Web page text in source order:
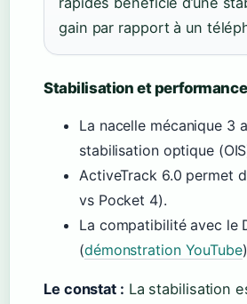
gain par rapport à un
Stabilisation et
La nacelle mécanique 3
stabilisation optique
ActiveTrack 6.0 permet
vs Pocket 4).
La compatibilité avec le
(démonstration YouTube
Le constat : La stabilisation